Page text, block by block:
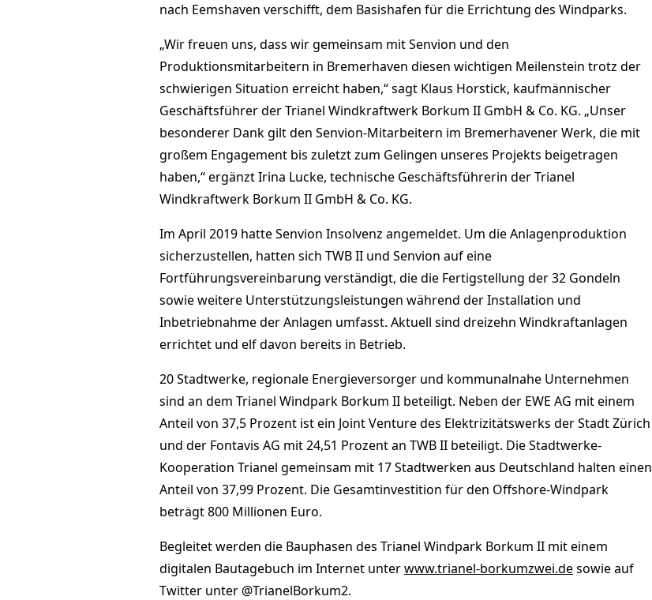
nach Eemshaven verschifft, dem Basishafen für die Errichtung des Windparks.
„Wir freuen uns, dass wir gemeinsam mit Senvion und den
Produktionsmitarbeitern in Bremerhaven diesen wichtigen Meilenstein trotz der
schwierigen Situation erreicht haben,“ sagt Klaus Horstick, kaufmännischer
Geschäftsführer der Trianel Windkraftwerk Borkum II GmbH & Co. KG. „Unser
besonderer Dank gilt den Senvion-Mitarbeitern im Bremerhavener Werk, die mit
großem Engagement bis zuletzt zum Gelingen unseres Projekts beigetragen
haben,“ ergänzt Irina Lucke, technische Geschäftsführerin der Trianel
Windkraftwerk Borkum II GmbH & Co. KG.
Im April 2019 hatte Senvion Insolvenz angemeldet. Um die Anlagenproduktion
sicherzustellen, hatten sich TWB II und Senvion auf eine
Fortführungsvereinbarung verständigt, die die Fertigstellung der 32 Gondeln
sowie weitere Unterstützungsleistungen während der Installation und
Inbetriebnahme der Anlagen umfasst. Aktuell sind dreizehn Windkraftanlagen
errichtet und elf davon bereits in Betrieb.
20 Stadtwerke, regionale Energieversorger und kommunalnahe Unternehmen
sind an dem Trianel Windpark Borkum II beteiligt. Neben der EWE AG mit einem
Anteil von 37,5 Prozent ist ein Joint Venture des Elektrizitätswerks der Stadt Zürich
und der Fontavis AG mit 24,51 Prozent an TWB II beteiligt. Die Stadtwerke-
Kooperation Trianel gemeinsam mit 17 Stadtwerken aus Deutschland halten einen
Anteil von 37,99 Prozent. Die Gesamtinvestition für den Offshore-Windpark
beträgt 800 Millionen Euro.
Begleitet werden die Bauphasen des Trianel Windpark Borkum II mit einem
digitalen Bautagebuch im Internet unterwww.trianel-borkumzwei.desowie auf
Twitter unter @TrianelBorkum2.